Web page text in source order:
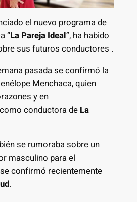
el nuevo programa de
“La Pareja Ideal”, ha habido
sus futuros conductores .
pasada se confirmó la
Menchaca, quien
y en
conductora de La
se rumoraba sobre un
masculino para el
confirmó recientemente
.